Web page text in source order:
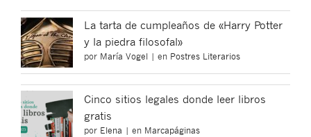
La tarta de cumpleaños de «Harry Potter
y la piedra filosofal»
por María Vogel | en Postres Literarios
Cinco sitios legales donde leer libros
gratis
por Elena | en Marcapáginas